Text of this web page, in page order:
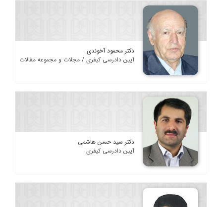
دکتر محمود آخوندی
آیین دادرسی کیفری / مجلات و مجموعه مقالات
دکتر سید حسن هاشمی
آیین دادرسی کیفری